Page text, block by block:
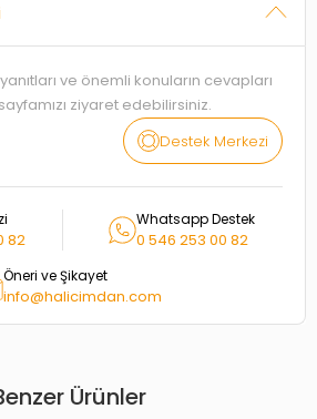
ve önemli konuların cevapları
sayfamızı ziyaret edebilirsiniz.
Destek Merkezi
82
Whatsapp Destek
0 546 253 00 82
Öneri ve Şikayet
info@halicimdan.com
Ürünler